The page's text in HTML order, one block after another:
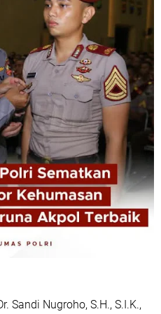
Sandi Nugroho, S.H., S.I.K.,